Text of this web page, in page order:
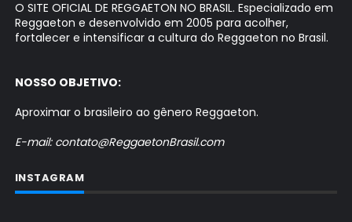
O SITE OFICIAL DE REGGAETON NO BRASIL. Especializado em
Reggaeton e desenvolvido em 2005 para acolher,
fortalecer e intensificar a cultura do Reggaeton no Brasil.
NOSSO OBJETIVO:
Aproximar o brasileiro ao gênero Reggaeton.
E-mail: contato@ReggaetonBrasil.com
INSTAGRAM